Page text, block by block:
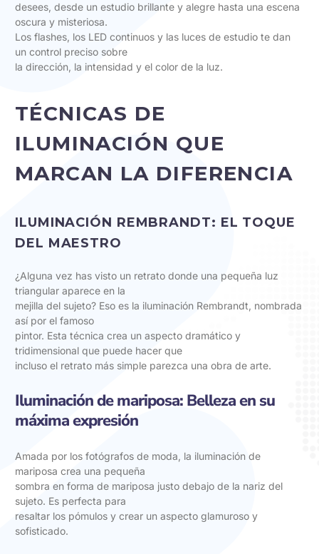
desees, desde un estudio brillante y alegre hasta una escena
oscura y misteriosa.
Los flashes, los LED continuos y las luces de estudio te dan
un control preciso sobre
la dirección, la intensidad y el color de la luz.
TÉCNICAS DE
ILUMINACIÓN QUE
MARCAN LA DIFERENCIA
ILUMINACIÓN REMBRANDT: EL TOQUE
DEL MAESTRO
¿Alguna vez has visto un retrato donde una pequeña luz
triangular aparece en la
mejilla del sujeto? Eso es la iluminación Rembrandt, nombrada
así por el famoso
pintor. Esta técnica crea un aspecto dramático y
tridimensional que puede hacer que
incluso el retrato más simple parezca una obra de arte.
Iluminación de mariposa: Belleza en su
máxima expresión
Amada por los fotógrafos de moda, la iluminación de
mariposa crea una pequeña
sombra en forma de mariposa justo debajo de la nariz del
sujeto. Es perfecta para
resaltar los pómulos y crear un aspecto glamuroso y
sofisticado.